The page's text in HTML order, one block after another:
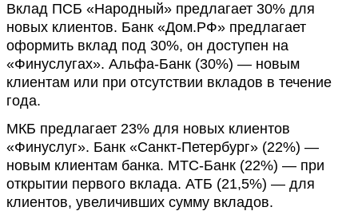
Вклад ПСБ «Народный» предлагает 30% для
новых клиентов. Банк «Дом.РФ» предлагает
оформить вклад под 30%, он доступен на
«Финуслугах». Альфа-Банк (30%) — новым
клиентам или при отсутствии вкладов в течение
года.
МКБ предлагает 23% для новых клиентов
«Финуслуг». Банк «Санкт-Петербург» (22%) —
новым клиентам банка. МТС-Банк (22%) — при
открытии первого вклада. АТБ (21,5%) — для
клиентов, увеличивших сумму вкладов.